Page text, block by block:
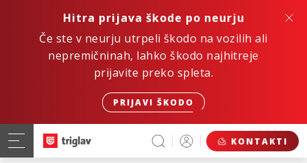
Hitra prijava škode po neurju
Če ste v neurju utrpeli škodo na vozilih ali
nepremičninah, lahko škodo najhitreje
prijavite preko spleta.
PRIJAVI ŠKODO
KONTAKTI